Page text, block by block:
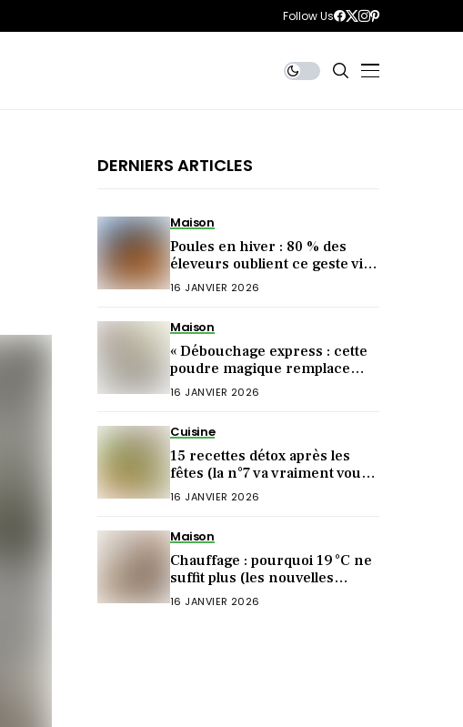
Follow Us
DERNIERS ARTICLES
Maison
Poules en hiver : 80 % des
éleveurs oublient ce geste vital
le soir !
16 JANVIER 2026
Maison
« Débouchage express : cette
poudre magique remplace
votre plombier (et ça marche
16 JANVIER 2026
Cuisine
15 recettes détox après les
fêtes (la n°7 va vraiment vous
surprendre)
16 JANVIER 2026
Maison
Chauffage : pourquoi 19 °C ne
suffit plus (les nouvelles
températures idéales)
16 JANVIER 2026